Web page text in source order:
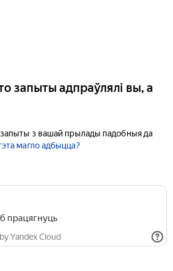
запыты адпраўлялі вы, а
з вашай прылады падобныя да
магло адбыцца?
працягнуць
Yandex Cloud